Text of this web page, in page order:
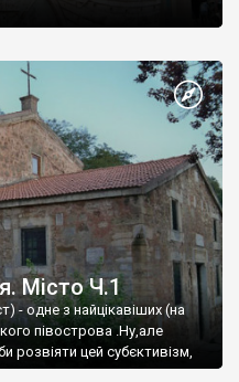
Місто Ч.1
- одне з найцікавіших (на
півострова .Ну,але
цей субєктивізм,